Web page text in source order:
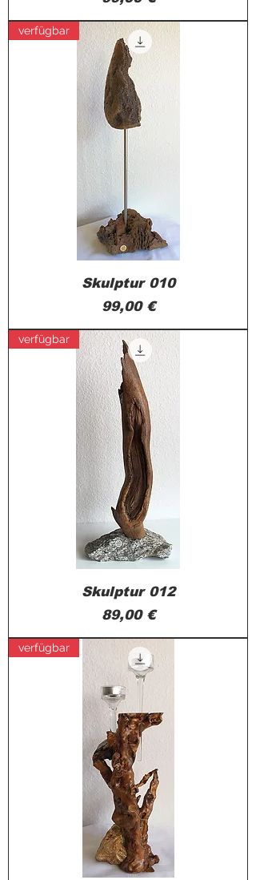
verfügbar
Skulptur 010
Preis
99,00 €
verfügbar
Skulptur 012
Preis
89,00 €
verfügbar